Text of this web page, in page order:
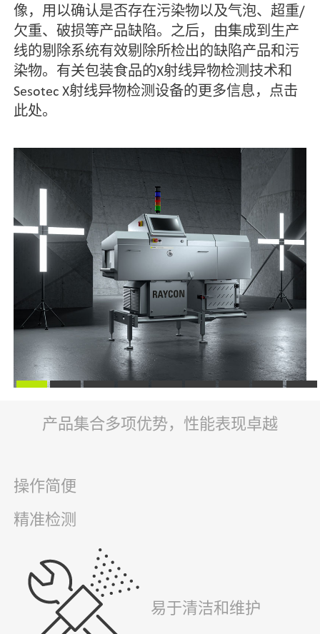
像，用以确认是否存在污染物以及气泡、超重/
欠重、破损等产品缺陷。之后，由集成到生产
线的剔除系统有效剔除所检出的缺陷产品和污
染物。有关包装食品的X射线异物检测技术和
Sesotec X射线异物检测设备的更多信息，点击
此处。
产品集合多项优势，性能表现卓越
操作简便
精准检测
易于清洁和维护